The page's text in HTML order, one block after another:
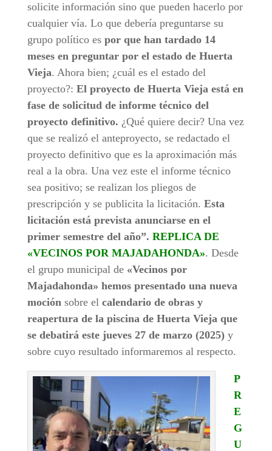
solicite información sino que pueden hacerlo por
cualquier vía. Lo que debería preguntarse su
grupo político es por que han tardado 14
meses en preguntar por el estado de Huerta
Vieja. Ahora bien; ¿cuál es el estado del
proyecto?: El proyecto de Huerta Vieja está en
fase de solicitud de informe técnico del
proyecto definitivo. ¿Qué quiere decir? Una vez
que se realizó el anteproyecto, se redactado el
proyecto definitivo que es la aproximación más
real a la obra. Una vez este el informe técnico
sea positivo; se realizan los pliegos de
prescripción y se publicita la licitación. Esta
licitación está prevista anunciarse en el
primer semestre del año”. REPLICA DE
«VECINOS POR MAJADAHONDA». Desde
el grupo municipal de «Vecinos por
Majadahonda» hemos presentado una nueva
mociónsobre el calendario de obras y
reapertura de la piscina de Huerta Vieja que
se debatirá este jueves 27 de marzo (2025)y
sobre cuyo resultado informaremos al respecto.
P
R
E
G
U